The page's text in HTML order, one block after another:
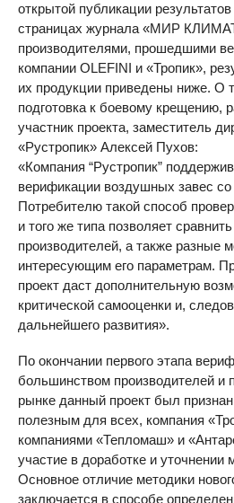
открытой публикации
страницах журнала «МИР
производителями, прошедшими
компании OLEFINI и «Тропик»,
их продукции приведены ниже. О
подготовка к боевому крещению,
участник проекта, заместитель
«Рустропик» Алексей Пухов:
«Компания “Рустропик”
верификации воздушных завес со
Потребителю такой способ
и того же типа позволяет
производителей, а также разные
интересующим его параметрам.
проект даст дополнительную
критической самооценки и,
дальнейшего развития».
По окончании первого этапа
большинством производителей и
рынке данный проект был
полезным для всех, компания
компаниями «Тепломаш» и
участие в доработке и уточнении
Основное отличие методики
заключается в способе